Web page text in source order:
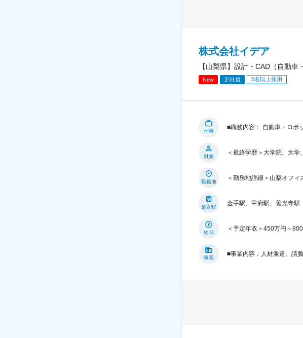
株式会社イデア
【山梨県】設計・CAD（自動
New 正社員 5名以上採用
仕事
■職務内容： 自動車・ロボ
対象
＜最終学歴＞大学院、大
勤務地
＜勤務地詳細＞山梨オフ
最寄駅
金手駅、甲府駅、善光寺駅
給与
＜予定年収＞450万円～
事業
■事業内容：人材派遣、請